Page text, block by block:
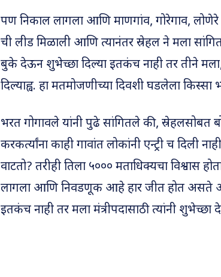
पण निकाल लागला आणि माणगांव, गोरेगाव,
ची लीड मिळाली आणि त्यानंतर स्रेहल ने मला
बुके देऊन शुभेच्छा दिल्या इतकंच नाही तर तीने
दिल्याह्व. हा मतमोजणीच्या दिवशी घडलेला
भरत गोगावले यांनी पुढे सांगितले की, स्रेहलसोबत
करकर्त्यांना काही गावांत लोकांनी एन्ट्री च दिली
वाटतो? तरीही तिला ५००० मताधिक्यचा विश्वास
लागला आणि निवडणूक आहे हार जीत होत असते
इतकंच नाही तर मला मंत्रीपदासाठी त्यांनी